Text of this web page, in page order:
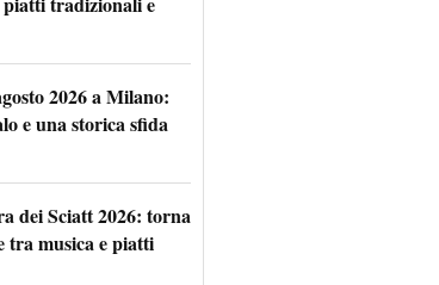
2026 a Milano:
e una storica sfida
dei Sciatt 2026: torna
tra musica e piatti